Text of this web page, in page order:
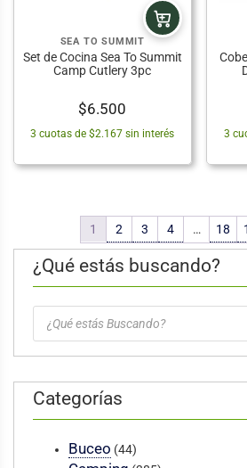
SEA TO SUMMIT
Set de Cocina Sea To Summit
Camp Cutlery 3pc
$6.500
3 cuotas de $2.167 sin interés 3
1 2 3 4 … 18
¿Qué estás buscando?
Búsqueda
productos
Categorías
Buceo (44)